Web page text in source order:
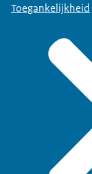
Toegankelijkheid